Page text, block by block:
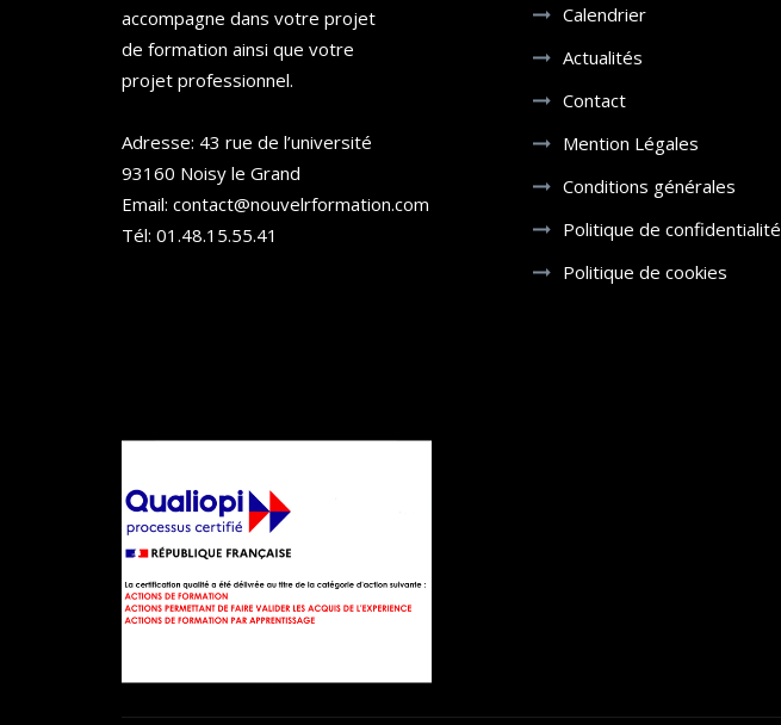
accompagne dans votre projet
de formation ainsi que votre
projet professionnel.
Adresse: 43 rue de l’université
93160 Noisy le Grand
Email: contact@nouvelrformation.com
Tél: 01.48.15.55.41
Calendrier
Actualités
Contact
Mention Légales
Conditions générales
Politique de confidentialité
Politique de cookies